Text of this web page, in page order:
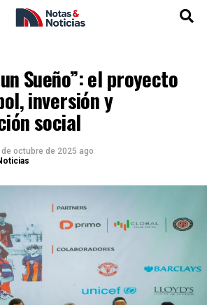
Sueño”: el proyecto
inversión y
social
de octubre de 2025 ago